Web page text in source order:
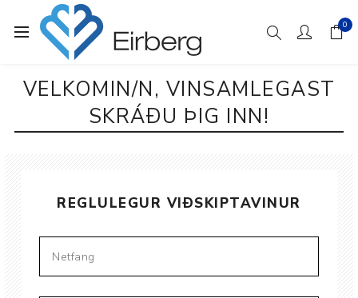
0
VELKOMIN/N, VINSAMLEGAST
SKRÁÐU ÞIG INN!
REGLULEGUR VIÐSKIPTAVINUR